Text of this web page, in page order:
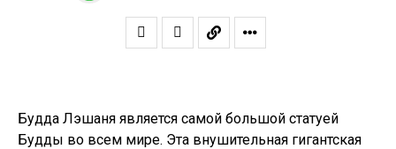
Будда Лэшаня является самой большой статуей
Будды во всем мире. Эта внушительная гигантская